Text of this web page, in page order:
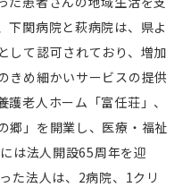
下関病院と萩病院は、県よ
して認可されており、増加
きめ細かいサービスの提供
老人ホーム「富任荘」、
郷」を開業し、医療・福祉
は法人開設65周年を迎
た法人は、2病院、1クリ